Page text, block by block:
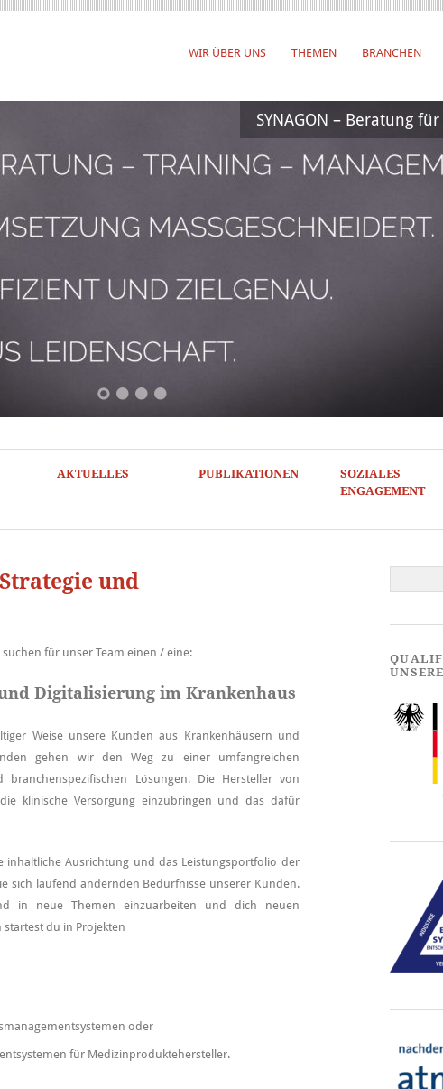
WIR ÜBER UNS THEMEN BRANCHEN
SYNAGON – Beratung
AKTUELLES PUBLIKATIONEN
SOZIALES
ENGAGEMENT
und
für unser Team einen / eine:
Digitalisierung im Krankenhaus
Weise unsere Kunden aus Krankenhäusern und
gehen wir den Weg zu einer umfangreichen
Lösungen. Die Hersteller von
klinische Versorgung einzubringen und das dafür
Ausrichtung und das Leistungsportfolio der
sich laufend ändernden Bedürfnisse unserer Kunden.
in neue Themen einzuarbeiten und dich neuen
du in Projekten
oder
für Medizinproduktehersteller.